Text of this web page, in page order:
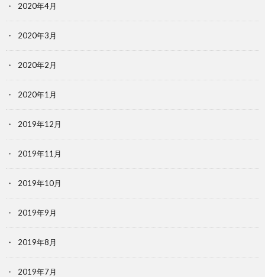
2020年4月
2020年3月
2020年2月
2020年1月
2019年12月
2019年11月
2019年10月
2019年9月
2019年8月
2019年7月